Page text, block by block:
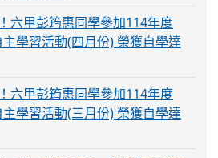
六甲彭筠惠同學參加114年度
學習活動(四月份) 榮獲自學達
六甲彭筠惠同學參加114年度
學習活動(三月份) 榮獲自學達